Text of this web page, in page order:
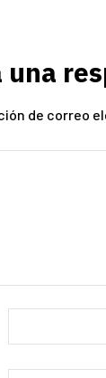
una
de correo